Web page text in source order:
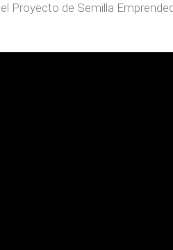
Proyecto de Semilla